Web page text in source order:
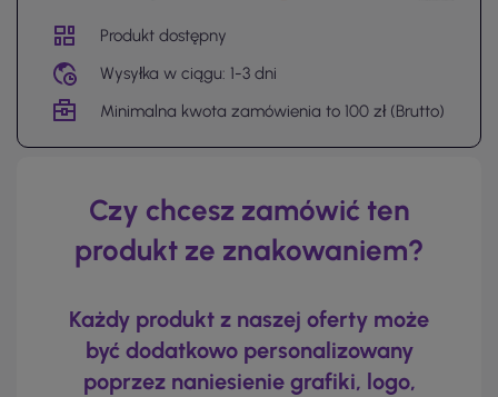
Produkt dostępny
Wysyłka w ciągu: 1-3 dni
Minimalna kwota zamówienia to 100 zł (Brutto)
Czy chcesz zamówić ten
produkt ze znakowaniem?
Każdy produkt z naszej oferty może
być dodatkowo personalizowany
poprzez naniesienie grafiki, logo,